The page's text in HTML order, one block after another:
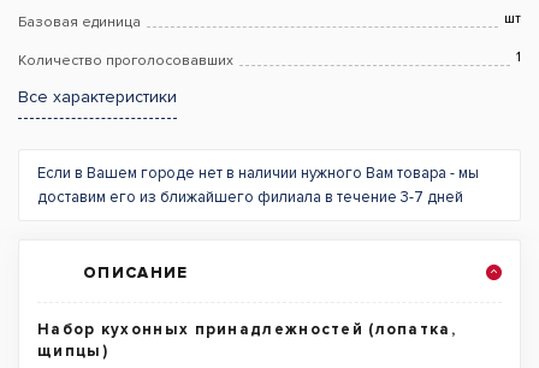
Базовая единица шт
Количество проголосовавших 1
Все характеристики
Если в Вашем городе нет в наличии нужного Вам товара - мы
доставим его из ближайшего филиала в течение 3-7 дней
ОПИСАНИЕ
Набор кухонных принадлежностей (лопатка,
щипцы)